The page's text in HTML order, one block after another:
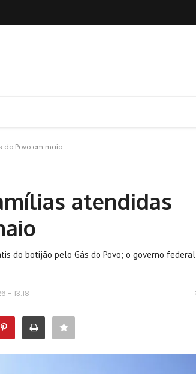
Povo em maio
atendidas
do botijão pelo Gás do Povo; o governo federal
- 13:18